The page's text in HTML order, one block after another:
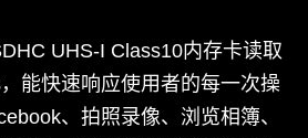
UHS-I Class10内存卡读取
能快速响应使用者的每一次操
、拍照录像、浏览相簿、